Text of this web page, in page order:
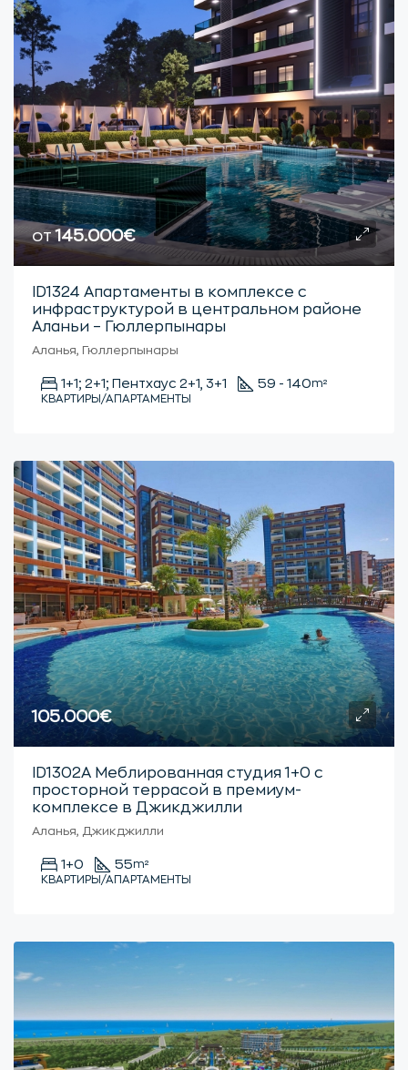
от145.000€
ID1324 Апартаменты в комплексе с
инфраструктурой в центральном районе
Аланьи – Гюллерпынары
Аланья, Гюллерпынары
1+1; 2+1; Пентхаус 2+1, 3+1 59 - 140m²
КВАРТИРЫ/АПАРТАМЕНТЫ
105.000€
ID1302А Меблированная студия 1+0 с
просторной террасой в премиум-
комплексе в Джикджилли
Аланья, Джикджилли
1+0 55m²
КВАРТИРЫ/АПАРТАМЕНТЫ